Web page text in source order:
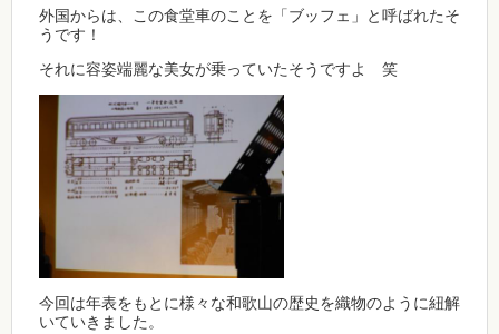
外国からは、この食堂車のことを「ブッフェ」と呼ばれたそ
うです！
それに容姿端麗な美女が乗っていたそうですよ 笑
今回は年表をもとに様々な和歌山の歴史を織物のように紐解
いていきました。